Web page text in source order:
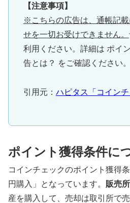
【注意事項】
※こちらの広告は、通帳記
せを一切お受けできません。
利用ください。詳細は ポイ
告とは？ をご確認ください。
引用元： ハピタス「コインチ
ポイント獲得条件に
コインチェックのポイント獲得
円購入」となっています。 販売
産を購入して、売却は取引所で